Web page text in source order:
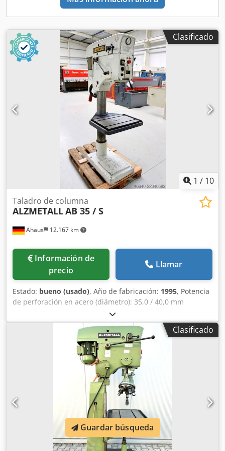
derecho a ello.
Clasificado
1 / 10
Ahaus 12.167 km
Taladro de columna
ALZMETALLAB 35 / S
Información de
precio
Llamar
Estado: bueno (usado), Año de fabricación: 1995, Potencia
de perforación en acero (diámetro): 35,0 / 40,0 mm
Voladizo: 300 mm Carrera de perforación: 180 mm
Velocidad de rotación: 65,0 - 1.750 rpm Tamaño de la
mesa: 615 x 420 mm Diámetro de la columna: 155 mm
Avance: 0,1 / 0,2 / 0,3 mm/rev Cono del eje: MK 4 Potencia
del motor: 0,9 / 1,5 kW Peso: 450 kg Dimensiones (largo x
ancho x alto): 800 x 650 x 1850 mm Equipamiento: -
Taladradora de columna robusta - Regulación de velocidad
continua (correa trapezoidal) - Avance automático del eje *
con retroceso electromagnético - Motor conmutable de
polos - Sentido de giro del eje de perforación:
derecha/izquierda - Tope de profundidad de perforación -
Mesa de la máquina con 2 ranuras en T * ajustable en
altura mediante manivela - Botón de parada de
Clasificado
Guardar búsqueda